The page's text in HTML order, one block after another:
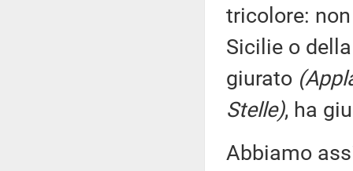
tricolore:
Sicilie o
giurato
Stelle), ha
Abbiamo